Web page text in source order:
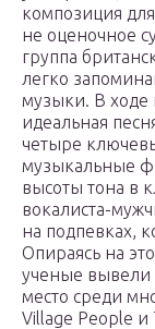
композиция
не оценочное
группа
легко
музыки. В ходе
идеальная
четыре
музыкальные
высоты тона в
вокалиста-
на подпевках,
Опираясь на
ученые вывели
место среди
Village People и